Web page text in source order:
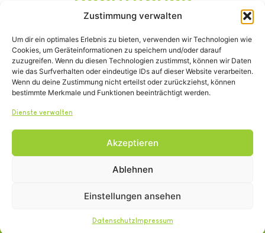
Zustimmung verwalten
Um dir ein optimales Erlebnis zu bieten, verwenden wir Technologien wie
Cookies, um Geräteinformationen zu speichern und/oder darauf
zuzugreifen. Wenn du diesen Technologien zustimmst, können wir Daten
wie das Surfverhalten oder eindeutige IDs auf dieser Website verarbeiten.
Wenn du deine Zustimmung nicht erteilst oder zurückziehst, können
bestimmte Merkmale und Funktionen beeinträchtigt werden.
Dienste verwalten
Akzeptieren
Ablehnen
Einstellungen ansehen
Datenschutz Impressum
Datenschutz
Satzung
Copyright © 2024. Alle Rechte vorbehalten.
Tel.: (02642) 21600info@tierheim-remagen.de
Blankertshohl 25, 53424 Remagen